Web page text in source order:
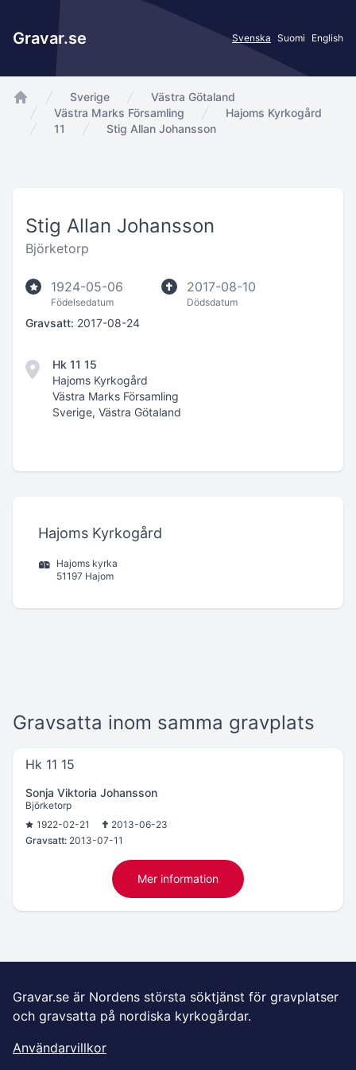
Gravar.se Svenska Suomi English
app.Start
Sverige
Västra Götaland
Västra Marks Församling
Hajoms Kyrkogård
11
Stig Allan Johansson
Stig Allan Johansson
Björketorp
1924-05-06
Födelsedatum
2017-08-10
Dödsdatum
Gravsatt: 2017-08-24
Hk 11 15
Hajoms Kyrkogård
Västra Marks Församling
Sverige, Västra Götaland
Hajoms Kyrkogård
Hajoms kyrka
51197 Hajom
Gravsatta inom samma gravplats
Hk 11 15
Sonja Viktoria Johansson
Björketorp
1922-02-21
2013-06-23
Gravsatt: 2013-07-11
Mer information
Gravar.se är Nordens största söktjänst för gravplatser
och gravsatta på nordiska kyrkogårdar.
Användarvillkor